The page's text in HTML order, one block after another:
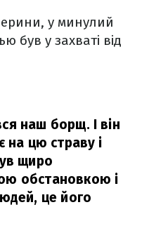
у минулий
був у захваті від
наш борщ. І він
на цю страву і
щиро
обстановкою і
це його